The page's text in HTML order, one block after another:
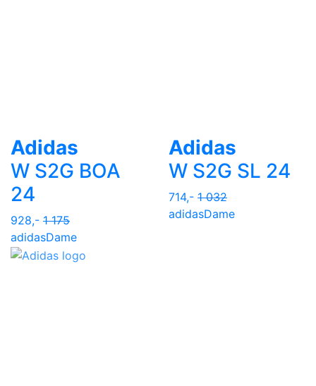
Adidas
W S2G BOA
24
928,- 1 175
adidasDame
Adidas
W S2G SL 24
714,- 1 032
adidasDame